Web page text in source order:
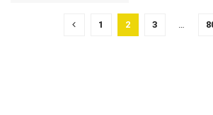
1 2 3 …